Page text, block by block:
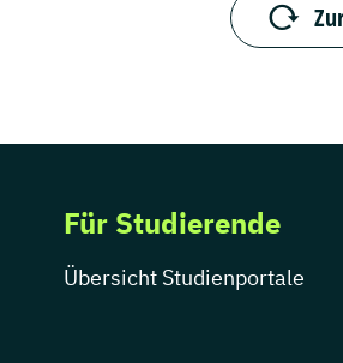
Für Studierende
Übersicht Studienportale